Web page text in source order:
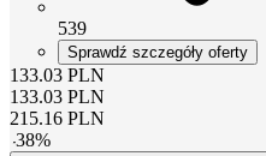
539
Sprawdź szczegóły oferty
133.03 PLN
133.03 PLN
215.16 PLN
-38%